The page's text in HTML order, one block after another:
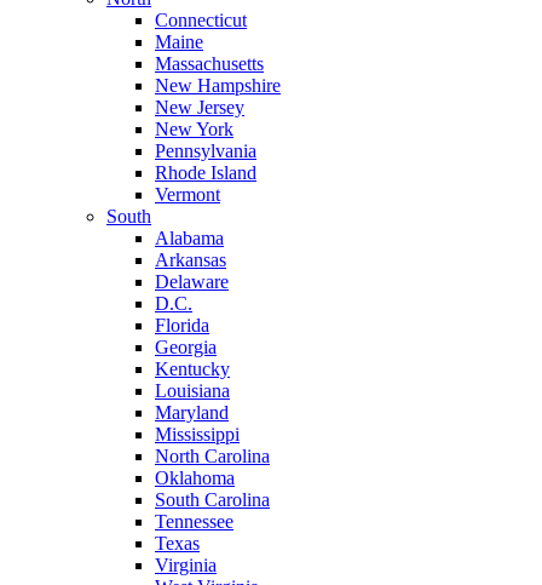
Connecticut
Maine
Massachusetts
New Hampshire
New Jersey
New York
Pennsylvania
Rhode Island
Vermont
South
Alabama
Arkansas
Delaware
D.C.
Florida
Georgia
Kentucky
Louisiana
Maryland
Mississippi
North Carolina
Oklahoma
South Carolina
Tennessee
Texas
Virginia